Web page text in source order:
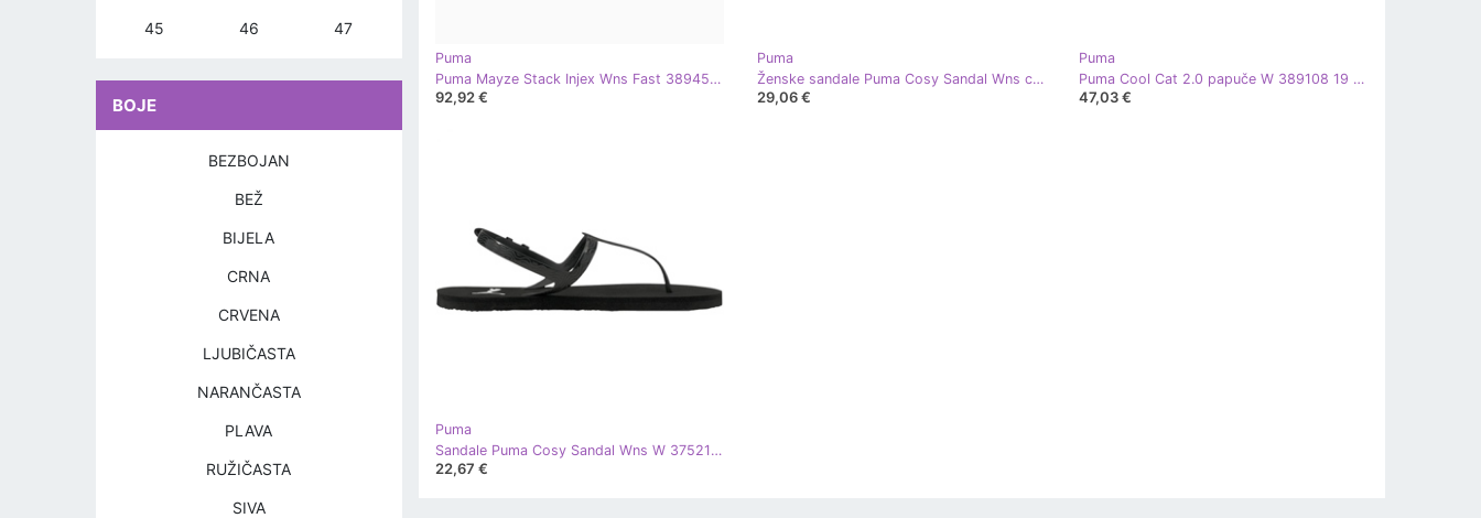
Puma
Puma Mayze Stack Injex Wns Fast 389454-08 japanke ružičasta
92,92 €
Puma
Ženske sandale Puma Cosy Sandal Wns crne 375212 01 crna
29,06 €
Puma
Puma Cool Cat 2.0 papuče W 389108 19 bijela
47,03 €
Puma
Sandale Puma Cosy Sandal Wns W 375212 01 crna
22,67 €
45 46 47
BOJE
BEZBOJAN
BEŽ
BIJELA
CRNA
CRVENA
LJUBIČASTA
NARANČASTA
PLAVA
RUŽIČASTA
SIVA